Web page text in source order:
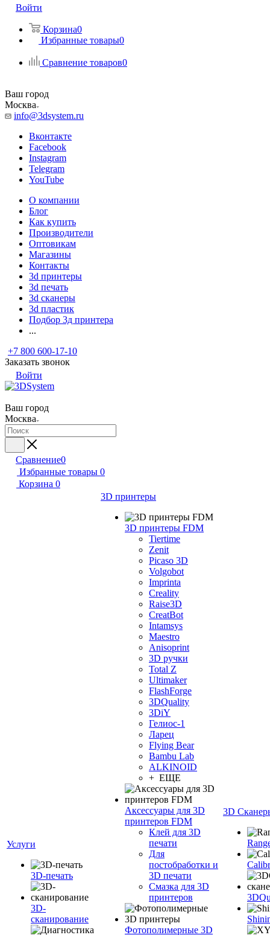
Войти
Корзина0
Избранные товары0
Сравнение товаров0
Ваш город
Москва
info@3dsystem.ru
Вконтакте
Facebook
Instagram
Telegram
YouTube
О компании
Блог
Как купить
Производители
Оптовикам
Магазины
Контакты
3d принтеры
3d печать
3d сканеры
3d пластик
Подбор 3д принтера
...
+7 800 600-17-10
Заказать звонок
Войти
Ваш город
Москва
Сравнение0
Избранные товары 0
Корзина 0
Услуги
3D-печать
3D-
сканирование
3D принтеры
3D принтеры FDM
Tiertime
Zenit
Picaso 3D
Volgobot
Imprinta
Creality
Raise3D
CreatBot
Intamsys
Maestro
Anisoprint
3D ручки
Total Z
Ultimaker
FlashForge
3DQuality
3DiY
Гелиос-1
Ларец
Flying Bear
Bambu Lab
ALKINOID
+ ЕЩЕ
Аксессуары для 3D
принтеров FDM
Клей для 3D
печати
Для
постобработки и
3D печати
Смазка для 3D
принтеров
Фотополимерные 3D
3D